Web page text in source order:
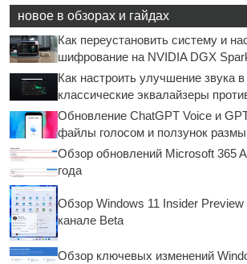
новое в обзорах и гайдах
Как переустановить систему и
шифрование на NVIDIA DGX
Как настроить улучшение звука
классические эквалайзеры
Обновление ChatGPT Voice и
файлы голосом и ползунок
Обзор обновлений Microsoft 365
года
Обзор Windows 11 Insider Preview
канале Beta
Обзор ключевых изменений